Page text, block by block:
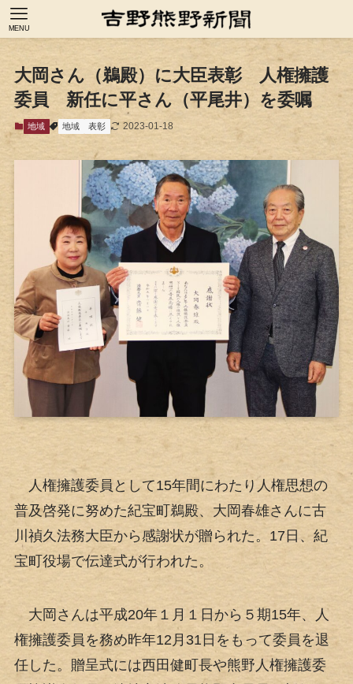
MENU
大岡さん（鵜殿）に大臣表彰 人権擁護
委員 新任に平さん（平尾井）を委嘱
地域 地域 表彰 2023-01-18
人権擁護委員として15年間にわたり人権思想の
普及啓発に努めた紀宝町鵜殿、大岡春雄さんに古
川禎久法務大臣から感謝状が贈られた。17日、紀
宝町役場で伝達式が行われた。
大岡さんは平成20年１月１日から５期15年、人
権擁護委員を務め昨年12月31日をもって委員を退
任した。贈呈式には西田健町長や熊野人権擁護委